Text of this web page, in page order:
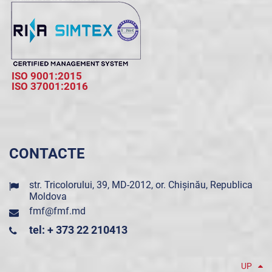
ISO 9001:2015
ISO 37001:2016
CONTACTE
str. Tricolorului, 39, MD-2012, or. Chișinău, Republica
Moldova
fmf@fmf.md
tel: + 373 22 210413
UP